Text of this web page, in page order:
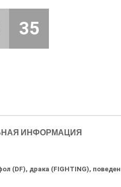
35
ИНФОРМАЦИЯ
(DF), драка (FIGHTING),